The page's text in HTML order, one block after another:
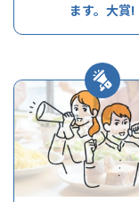
ます。大賞!